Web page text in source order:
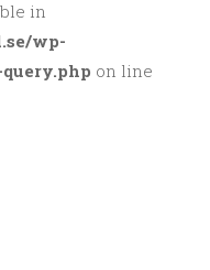
in
wp-
on line